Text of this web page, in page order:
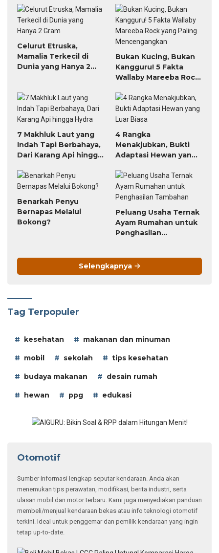
Celurut Etruska,
Mamalia Terkecil di
Dunia yang Hanya 2
Bukan Kucing, Bukan
Kangguru! 5 Fakta
Wallaby Mareeba Rock
Mencengangkan
7 Makhluk Laut yang
Indah Tapi Berbahaya,
Dari Karang Api hingga
4 Rangka
Menakjubkan, Bukti
Adaptasi Hewan yang
Benarkah Penyu
Bernapas Melalui
Bokong?
Peluang Usaha Ternak
Ayam Rumahan untuk
Penghasilan
Selengkapnya
Tag Terpopuler
kesehatan makanan dan minuman
mobil sekolah tips kesehatan
budaya makanan desain rumah
hewan ppg edukasi
Otomotif
Sumber informasi lengkap seputar kendaraan. Anda akan
menemukan tips perawatan, modifikasi, berita industri, serta
ulasan mobil dan motor terbaru. Kami juga menyediakan panduan
membeli/menjual kendaraan bekas atau info teknologi otomotif
terkini. Ideal untuk penggemar dan pemilik kendaraan yang ingin
tetap up-to-date.